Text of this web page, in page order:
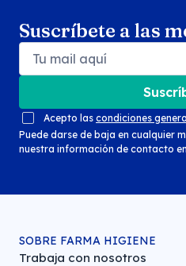
Suscríbete a las
Acepto las condiciones
Puede darse de baja en cualquier
nuestra información de contacto
SOBRE FARMA HIGIENE
Trabaja con nosotros